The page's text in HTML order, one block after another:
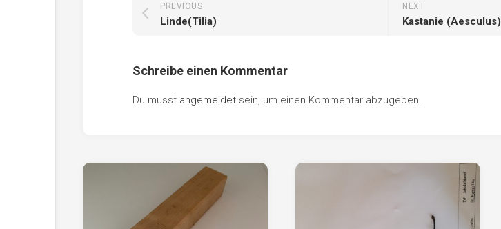
NEXT
Kastanie (Aesculus)
PREVIOUS
Linde(Tilia)
Schreibe einen Kommentar
Du musst angemeldet sein, um einen Kommentar abzugeben.